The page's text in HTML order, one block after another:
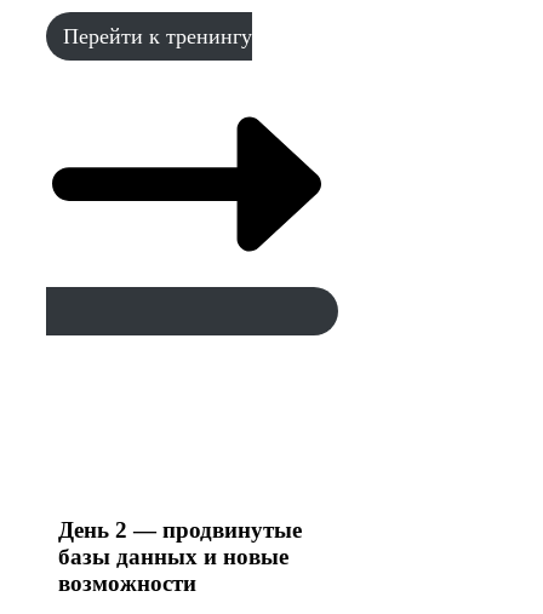
Перейти к тренингу
День 2 — продвинутые
базы данных и новые
возможности